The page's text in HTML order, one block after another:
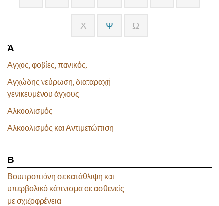
Χ Ψ Ω
Ά
Αγχος, φοβίες, πανικός.
Αγχώδης νεύρωση, διαταραχή
γενικευμένου άγχους
Αλκοολισμός
Αλκοολισμός και Αντιμετώπιση
Β
Βουπροπιόνη σε κατάθλιψη και
υπερβολικό κάπνισμα σε ασθενείς
με σχιζοφρένεια